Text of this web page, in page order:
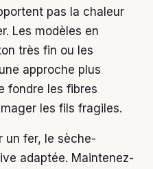
pas la chaleur
Les modèles en
très fin ou les
approche plus
fondre les fibres
les fils fragiles.
un fer, le sèche-
adaptée. Maintenez-